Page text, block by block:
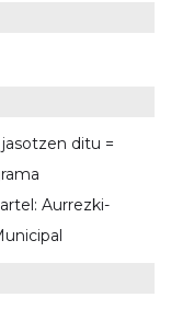
ditu =
Aurrezki-